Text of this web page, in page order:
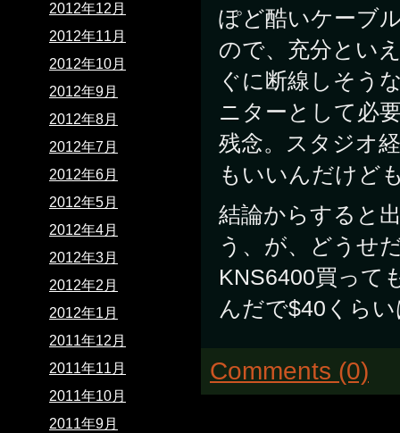
ぽど酷いケーブ
ので、充分とい
ぐに断線しそう
ニターとして必
残念。スタジオ
もいいんだけど
結論からすると
う、が、どうせ
KNS6400買っ
んだで$40くら
Comments (0)
2012年12月
2012年11月
2012年10月
2012年9月
2012年8月
2012年7月
2012年6月
2012年5月
2012年4月
2012年3月
2012年2月
2012年1月
2011年12月
2011年11月
2011年10月
2011年9月